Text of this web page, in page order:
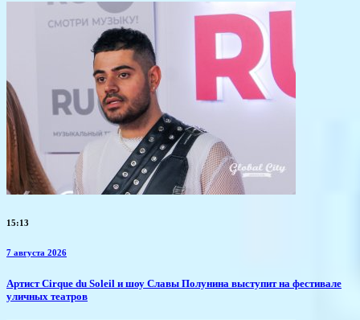
15:13
7 августа 2026
Артист Cirque du Soleil и шоу Славы Полунина выступит на фестивале
уличных театров